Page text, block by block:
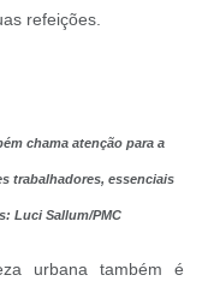
refeições.
chama atenção para a
trabalhadores, essenciais
Luci Sallum/PMC
urbana também é